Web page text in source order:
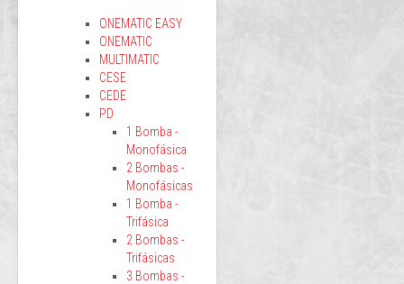
ONEMATIC EASY
ONEMATIC
MULTIMATIC
CESE
CEDE
PD
1 Bomba -
Monofásica
2 Bombas -
Monofásicas
1 Bomba -
Trifásica
2 Bombas -
Trifásicas
3 Bombas -